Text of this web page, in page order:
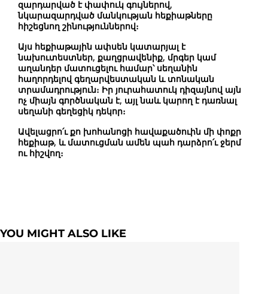
զարդարված է փափուկ գույներով,
նկարազարդված մանկության հեքիաթները
հիշեցնող շինություններով։
Այս հեքիաթային ափսեն կատարյալ է
նախուտեստներ, քաղցրավենիք, մրգեր կամ
աղանդեր մատուցելու համար՝ սեղանին
հաղորդելով գեղարվեստական և տոնական
տրամադրություն։ Իր յուրահատուկ դիզայնով այն
ոչ միայն գործնական է, այլ նաև կարող է դառնալ
սեղանի գեղեցիկ դեկոր։
Ավելացրո՛ւ քո խոհանոցի հավաքածուին մի փոքր
հեքիաթ, և մատուցման ամեն պահ դարձրո՛ւ ջերմ
ու հիշվող։
YOU MIGHT ALSO LIKE